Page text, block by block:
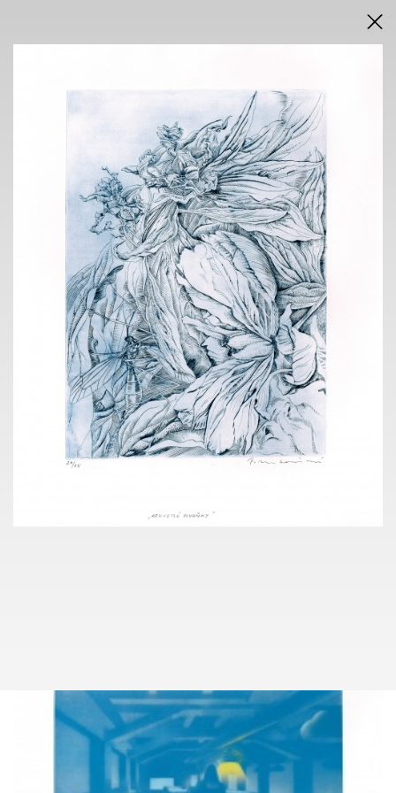
VLASTA MATOUŠOVÁ
ONLINE + SÁLOVÁ AUKCE
KAVÁRNA POŠTA
nám. Dr. E. Beneše 584/24, Liberec 1
sobota 22.11.2025
VÝSTAVA
KAVÁRNA POŠTA
nám. Dr. E. Beneše 584/24, Liberec 1
6. 11. - 20.11.2025
13.30 h - 17.30 h
5.11.2025 v 18 h
KONTAKT
TOMÁŠ LEXA
+420 603 100 583